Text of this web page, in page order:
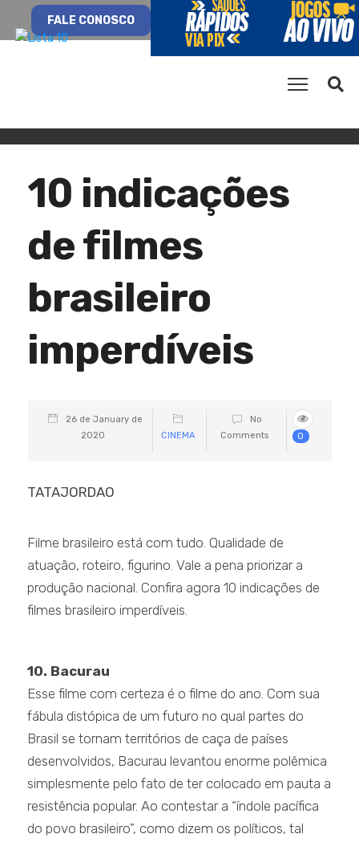
FALE CONOSCO
10 indicações
de filmes
brasileiro
imperdíveis
26 de January de
2020
CINEMA
No
Comments
0
TATAJORDAO
Filme brasileiro está com tudo. Qualidade de
atuação, roteiro, figurino. Vale a pena priorizar a
produção nacional. Confira agora 10 indicações de
filmes brasileiro imperdíveis.
10. Bacurau
Esse filme com certeza é o filme do ano. Com sua
fábula distópica de um futuro no qual partes do
Brasil se tornam territórios de caça de países
desenvolvidos, Bacurau levantou enorme polêmica
simplesmente pelo fato de ter colocado em pauta a
resistência popular. Ao contestar a “índole pacífica
do povo brasileiro”, como dizem os políticos, tal